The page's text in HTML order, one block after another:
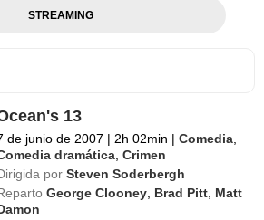
STREAMING
13
de junio de 2007 | 2h 02min | Comedia,
dramática,Crimen
por Steven Soderbergh
George Clooney, Brad Pitt, Matt